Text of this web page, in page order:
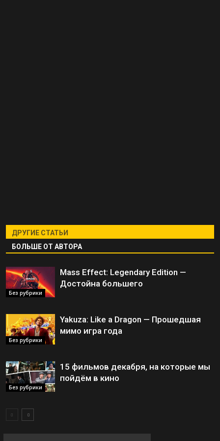
ДРУГИЕ СТАТЬИ
БОЛЬШЕ ОТ АВТОРА
Без рубрики
Mass Effect: Legendary Edition —
Достойна большего
Без рубрики
Yakuza: Like a Dragon — Прошедшая
мимо игра года
Без рубрики
15 фильмов декабря, на которые мы
пойдём в кино